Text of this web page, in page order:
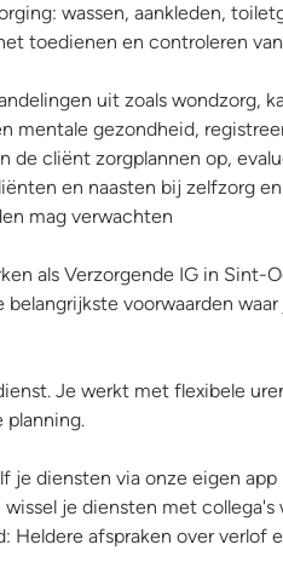
wassen, aankleden,
toedienen en controleren
uit zoals wondzorg,
mentale gezondheid,
cliënt zorgplannen op,
en naasten bij zelfzorg
mag verwachten
als Verzorgende IG in Sint-
belangrijkste voorwaarden
Je werkt met flexibele
planning.
je diensten via onze eigen
je diensten met collega's
Heldere afspraken over